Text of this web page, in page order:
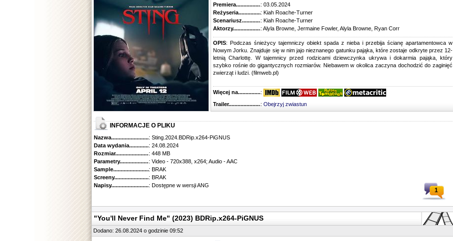
Premiera..........................................
: 03.05.2024
Reżyseria........................................
: Kiah Roache-Turner
Scenariusz........................................
: Kiah Roache-Turner
Aktorzy...........................................: Alyla Browne, Jermaine Fowler, Alyla Browne, Ryan Corr
OPIS: Podczas śnieżycy tajemniczy obiekt spada z nieba i przebija ścianę apartamentowca w
Nowym Jorku. Znajduje się w nim jajo nieznanego gatunku pająka, które zostaje odkryte przez 12-
letnią Charlottę. W tajemnicy przed rodzicami dziewczynka ukrywa i dokarmia pająka, który
szybko rośnie do gigantycznych rozmiarów. Niebawem w okolica zaczyna dochodzić do zaginięć
zwierząt i ludzi. (filmweb.pl)
Więcej na........................................
:
Trailer...........................................
: Obejrzyj zwiastun
INFORMACJE O PLIKU
Nazwa.............................................: Sting.2024.BDRip.x264-PiGNUS
Data wydania......................................
: 24.08.2024
Rozmiar...........................................
: 448 MB
Parametry.........................................: Video - 720x388, x264; Audio - AAC
Sample............................................
: BRAK
Screeny...........................................
: BRAK
Napisy............................................: Dostępne w wersji ANG
1
"You'll Never Find Me" (2023) BDRip.x264-PiGNUS
Dodano: 26.08.2024 o godzinie 09:52